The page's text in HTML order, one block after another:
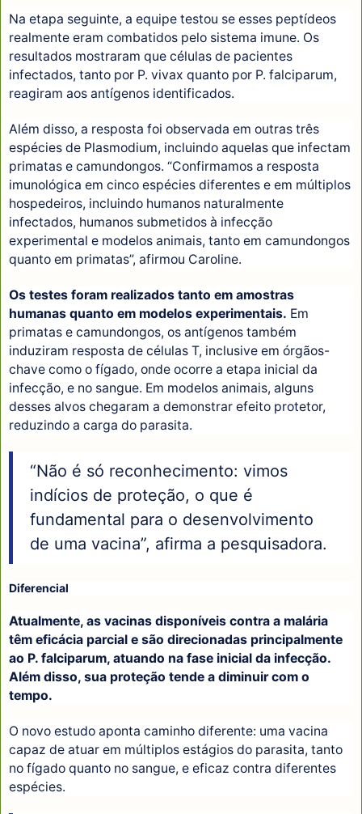
Na etapa seguinte, a equipe testou se esses peptídeos
realmente eram combatidos pelo sistema imune. Os
resultados mostraram que células de pacientes
infectados, tanto por P. vivax quanto por P. falciparum,
reagiram aos antígenos identificados.
Além disso, a resposta foi observada em outras três
espécies de Plasmodium, incluindo aquelas que infectam
primatas e camundongos. “Confirmamos a resposta
imunológica em cinco espécies diferentes e em múltiplos
hospedeiros, incluindo humanos naturalmente
infectados, humanos submetidos à infecção
experimental e modelos animais, tanto em camundongos
quanto em primatas”, afirmou Caroline.
Os testes foram realizados tanto em amostras
humanas quanto em modelos experimentais. Em
primatas e camundongos, os antígenos também
induziram resposta de células T, inclusive em órgãos-
chave como o fígado, onde ocorre a etapa inicial da
infecção, e no sangue. Em modelos animais, alguns
desses alvos chegaram a demonstrar efeito protetor,
reduzindo a carga do parasita.
“Não é só reconhecimento: vimos
indícios de proteção, o que é
fundamental para o desenvolvimento
de uma vacina”, afirma a pesquisadora.
Diferencial
Atualmente, as vacinas disponíveis contra a malária
têm eficácia parcial e são direcionadas principalmente
ao P. falciparum, atuando na fase inicial da infecção.
Além disso, sua proteção tende a diminuir com o
tempo.
O novo estudo aponta caminho diferente: uma vacina
capaz de atuar em múltiplos estágios do parasita, tanto
no fígado quanto no sangue, e eficaz contra diferentes
espécies.